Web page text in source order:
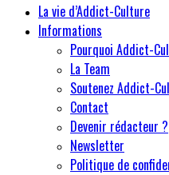
La vie d’Addict-Culture
Informations
Pourquoi Addict-
La Team
Soutenez Addict-
Contact
Devenir rédacteur ?
Newsletter
Politique de